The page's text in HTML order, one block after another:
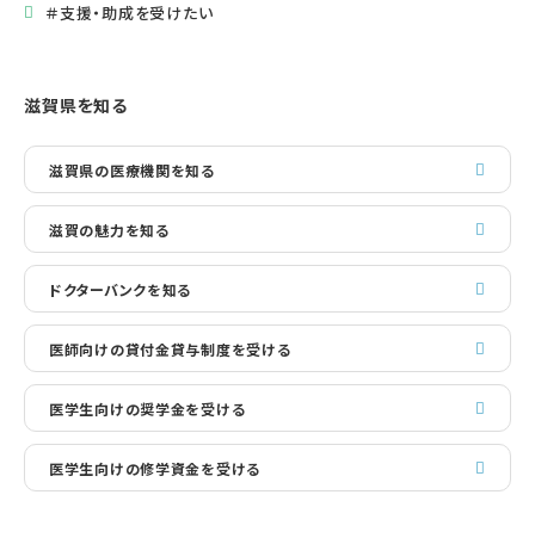
＃支援・助成を受けたい
滋賀県を知る
滋賀県の医療機関を知る
滋賀の魅力を知る
ドクターバンクを知る
医師向けの貸付金貸与制度を受ける
医学生向けの奨学金を受ける
医学生向けの修学資金を受ける